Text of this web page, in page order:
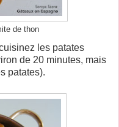
de thon
les patates
de 20 minutes, mais
patates).